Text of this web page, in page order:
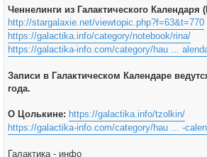
Ченнелинги из Галактического Календаря
http://stargalaxie.net/viewtopic.php?f=63&t=770
https://galactika.info/category/notebook/rina/
https://galactika-info.com/category/hau ...
Записи в Галактическом Календаре
года.
О Цолькине: https://galactika.info/tzolkin/
https://galactika-info.com/category/hau ... -
Галактика - инфо